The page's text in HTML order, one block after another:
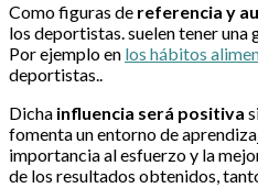
Como figuras de referencia y
los deportistas. suelen tener una
Por ejemplo en los hábitos
deportistas..
Dicha influencia será positiva
fomenta un entorno de
importancia al esfuerzo y la
de los resultados obtenidos,